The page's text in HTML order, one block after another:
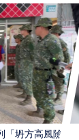
坍方高風險」